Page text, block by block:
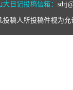
大日记投稿信箱：
投稿人所投稿件视为